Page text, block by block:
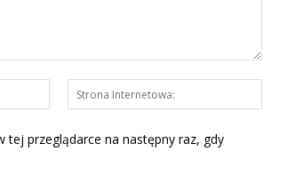
mail:*
przeglądarce na następny raz, gdy